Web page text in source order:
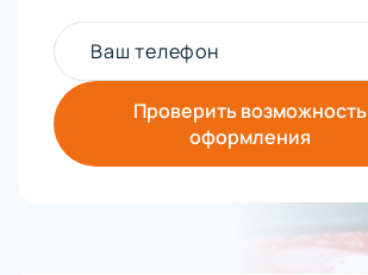
Ваш телефон
Проверить возможность
оформления